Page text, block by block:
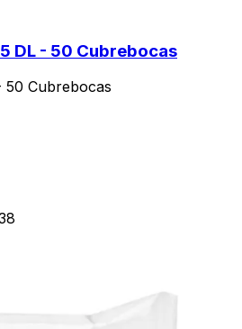
DL - 50 Cubrebocas
50 Cubrebocas